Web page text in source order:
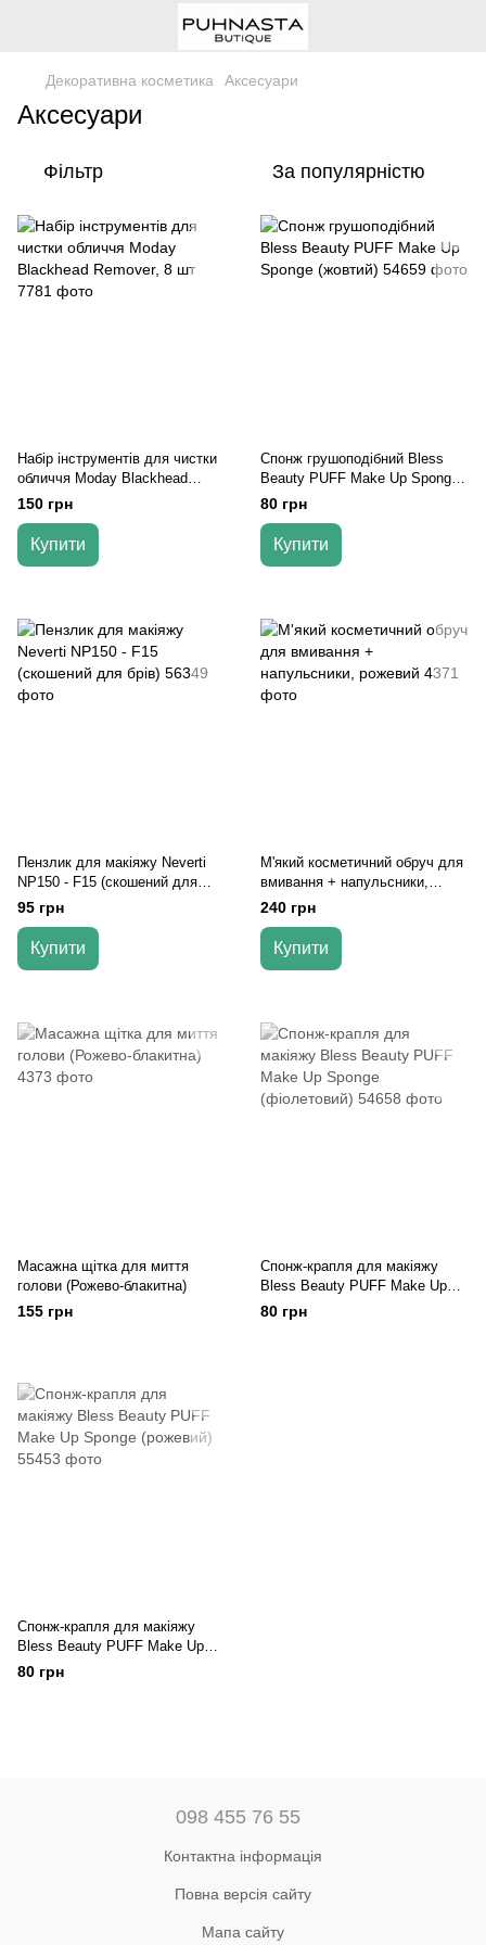
Декоративна косметика Аксесуари
Аксесуари
Фільтр За популярністю
Набір інструментів для чистки
обличчя Moday Blackhead
Remover, 8 шт
150 грн
Купити
Спонж грушоподібний Bless
Beauty PUFF Make Up Sponge
(жовтий)
80 грн
Купити
Пензлик для макіяжу Neverti
NP150 - F15 (скошений для
брів)
95 грн
Купити
М'який косметичний обруч для
вмивання + напульсники,
рожевий
240 грн
Купити
Масажна щітка для миття
голови (Рожево-блакитна)
155 грн
Спонж-крапля для макіяжу
Bless Beauty PUFF Make Up
Sponge (фіолетовий)
80 грн
Спонж-крапля для макіяжу
Bless Beauty PUFF Make Up
Sponge (рожевий)
80 грн
098 455 76 55
Контактна інформація
Повна версія сайту
Мапа сайту